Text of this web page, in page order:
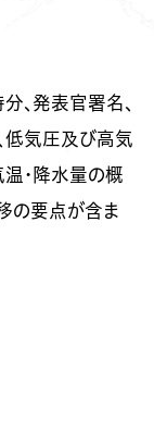
、発表官署名、
低気圧及び高気
・降水量の概
の要点が含ま